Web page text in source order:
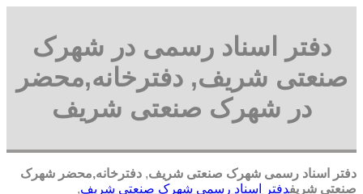
دفتر اسناد رسمی در شهرک
صنعتی شریف, دفترخانه,محضر
در شهرک صنعتی شریف
دفتر اسناد رسمی شهرک صنعتی شریف, دفترخانه,محضر شهرک
صنعتی شریفدفتر اسناد رسمی شهرک صنعتی شریف,